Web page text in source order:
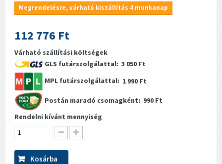
Megrendelésre, várható kiszállítás 4 munkanap
112 776 Ft
Várható szállítási költségek
GLS futárszolgálattal: 3 050 Ft
MPL futárszolgálattal: 1 990 Ft
Postán maradó csomagként: 990 Ft
Rendelni kívánt mennyiség
Kosárba